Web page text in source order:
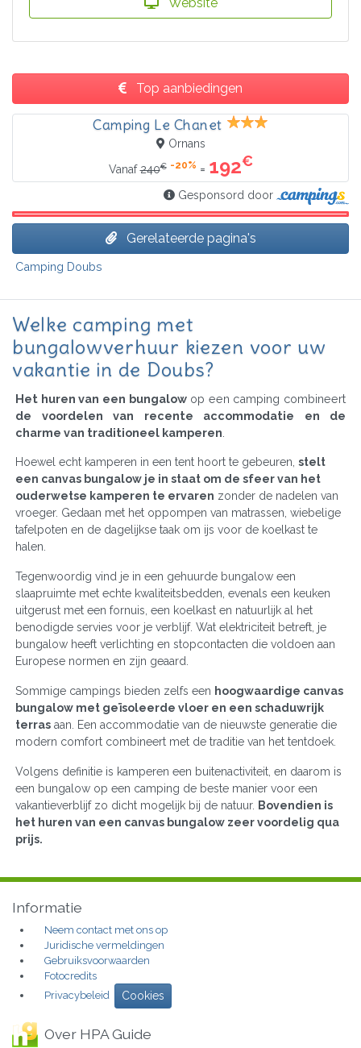
Top aanbiedingen
Camping Le Chanet
Ornans
Vanaf240€ -20% = 192€
Gesponsord door
Gerelateerde pagina's
Camping Doubs
Welke camping met
bungalowverhuur kiezen voor uw
vakantie in de Doubs?
Het huren van een bungalowop een camping combineert
de voordelen van recente accommodatie en de
charme van traditioneel kamperen
Hoewel echt kamperen in een tent hoort te gebeuren, stelt
een canvas bungalow je in staat om de sfeer van het
ouderwetse kamperen te ervaren zonder de nadelen van
vroeger. Gedaan met het oppompen van matrassen, wiebelige
tafelpoten en de dagelijkse taak om ijs voor de koelkast te
halen.
Tegenwoordig vind je in een gehuurde bungalow een
slaapruimte met echte kwaliteitsbedden, evenals een keuken
uitgerust met een fornuis, een koelkast en natuurlijk al het
benodigde servies voor je verblijf. Wat elektriciteit betreft, je
bungalow heeft verlichting en stopcontacten die voldoen aan
Europese normen en zijn geaard.
Sommige campings bieden zelfs een hoogwaardige canvas
bungalow met geïsoleerde vloer en een schaduwrijk
terras aan. Een accommodatie van de nieuwste generatie die
modern comfort combineert met de traditie van het tentdoek.
Volgens definitie is kamperen een buitenactiviteit, en daarom is
een bungalow op een camping de beste manier voor een
vakantieverblijf zo dicht mogelijk bij de natuur. Bovendien is
het huren van een canvas bungalow zeer voordelig qua
prijs.
Informatie
Neem contact met ons op
Juridische vermeldingen
Gebruiksvoorwaarden
Fotocredits
Privacybeleid
Cookies
Over HPA Guide